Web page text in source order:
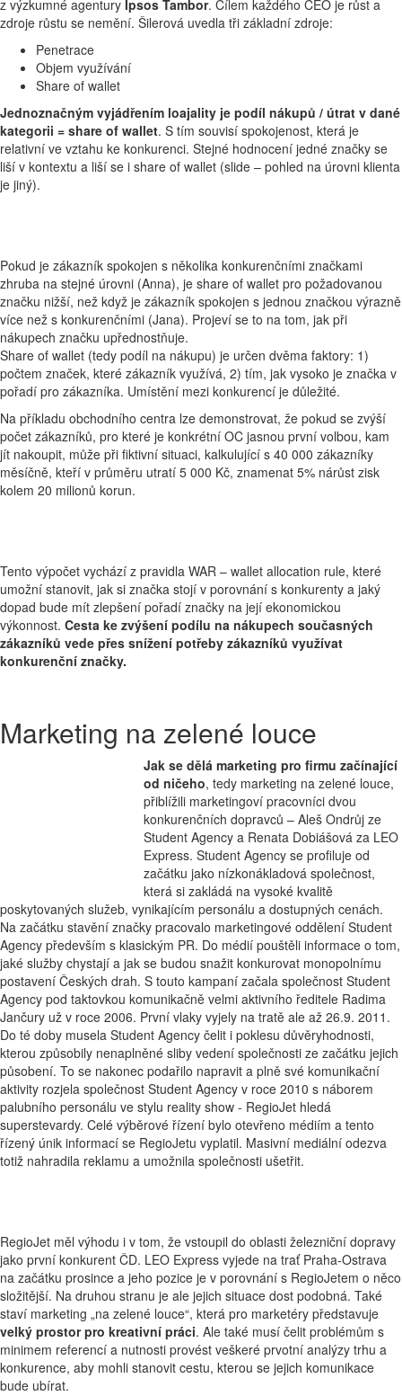
z výzkumné agentury Ipsos Tambor. Cílem každého CEO je růst a
zdroje růstu se nemění. Šilerová uvedla tři základní zdroje:
Penetrace
Objem využívání
Share of wallet
Jednoznačným vyjádřením loajality je podíl nákupů / útrat v dané
kategorii = share of wallet. S tím souvisí spokojenost, která je
relativní ve vztahu ke konkurenci. Stejné hodnocení jedné značky se
liší v kontextu a liší se i share of wallet (slide – pohled na úrovni klienta
je jiný).
Pokud je zákazník spokojen s několika konkurenčními značkami
zhruba na stejné úrovni (Anna), je share of wallet pro požadovanou
značku nižší, než když je zákazník spokojen s jednou značkou výrazně
více než s konkurenčními (Jana). Projeví se to na tom, jak při
nákupech značku upřednostňuje.
Share of wallet (tedy podíl na nákupu) je určen dvěma faktory: 1)
počtem značek, které zákazník využívá, 2) tím, jak vysoko je značka v
pořadí pro zákazníka. Umístění mezi konkurencí je důležité.
Na příkladu obchodního centra lze demonstrovat, že pokud se zvýší
počet zákazníků, pro které je konkrétní OC jasnou první volbou, kam
jít nakoupit, může při fiktivní situaci, kalkulující s 40 000 zákazníky
měsíčně, kteří v průměru utratí 5 000 Kč, znamenat 5% nárůst zisk
kolem 20 milionů korun.
Tento výpočet vychází z pravidla WAR – wallet allocation rule, které
umožní stanovit, jak si značka stojí v porovnání s konkurenty a jaký
dopad bude mít zlepšení pořadí značky na její ekonomickou
výkonnost. Cesta ke zvýšení podílu na nákupech současných
zákazníků vede přes snížení potřeby zákazníků využívat
konkurenční značky.
Marketing na zelené louce
Jak se dělá marketing pro firmu začínající
od ničeho, tedy marketing na zelené louce,
přiblížili marketingoví pracovníci dvou
konkurenčních dopravců – Aleš Ondrůj ze
Student Agency a Renata Dobiášová za LEO
Express. Student Agency se profiluje od
začátku jako nízkonákladová společnost,
která si zakládá na vysoké kvalitě
poskytovaných služeb, vynikajícím personálu a dostupných cenách.
Na začátku stavění značky pracovalo marketingové oddělení Student
Agency především s klasickým PR. Do médií pouštěli informace o tom,
jaké služby chystají a jak se budou snažit konkurovat monopolnímu
postavení Českých drah. S touto kampaní začala společnost Student
Agency pod taktovkou komunikačně velmi aktivního ředitele Radima
Jančury už v roce 2006. První vlaky vyjely na tratě ale až 26.9. 2011.
Do té doby musela Student Agency čelit i poklesu důvěryhodnosti,
kterou způsobily nenaplněné sliby vedení společnosti ze začátku jejich
působení. To se nakonec podařilo napravit a plně své komunikační
aktivity rozjela společnost Student Agency v roce 2010 s náborem
palubního personálu ve stylu reality show - RegioJet hledá
superstevardy. Celé výběrové řízení bylo otevřeno médiím a tento
řízený únik informací se RegioJetu vyplatil. Masivní mediální odezva
totiž nahradila reklamu a umožnila společnosti ušetřit.
RegioJet měl výhodu i v tom, že vstoupil do oblasti železniční dopravy
jako první konkurent ČD. LEO Express vyjede na trať Praha-Ostrava
na začátku prosince a jeho pozice je v porovnání s RegioJetem o něco
složitější. Na druhou stranu je ale jejich situace dost podobná. Také
staví marketing „na zelené louce“, která pro marketéry představuje
velký prostor pro kreativní práci. Ale také musí čelit problémům s
minimem referencí a nutnosti provést veškeré prvotní analýzy trhu a
konkurence, aby mohli stanovit cestu, kterou se jejich komunikace
bude ubírat.